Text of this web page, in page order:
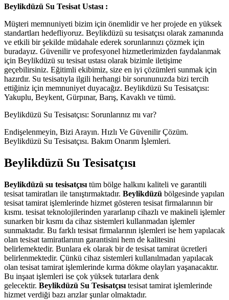
Beylikdüzü Su Tesisat Ustası :
Müşteri memnuniyeti bizim için önemlidir ve her projede en yüksek
standartları hedefliyoruz. Beylikdüzü su tesisatçısı olarak zamanında
ve etkili bir şekilde müdahale ederek sorunlarınızı çözmek için
buradayız. Güvenilir ve profesyonel hizmetlerimizden faydalanmak
için Beylikdüzü su tesisat ustası olarak bizimle iletişime
geçebilirsiniz. Eğitimli ekibimiz, size en iyi çözümleri sunmak için
hazırdır. Su tesisatıyla ilgili herhangi bir sorununuzda bizi tercih
ettiğiniz için memnuniyet duyacağız. Beylikdüzü Su Tesisatçısı:
Yakuplu, Beykent, Gürpınar, Barış, Kavaklı ve tümü.
Beylikdüzü Su Tesisatçısı: Sorunlarınız mı var?
Endişelenmeyin, Bizi Arayın. Hızlı Ve Güvenilir Çözüm.
Beylikdüzü Su Tesisatçısı. Bakım Onarım İşlemleri.
Beylikdüzü Su Tesisatçısı
Beylikdüzü su tesisatçısı tüm bölge halkını kaliteli ve garantili
tesisat tamiratları ile tanıştırmaktadır. Beylikdüzü bölgesinde yapılan
tesisat tamirat işlemlerinde hizmet gösteren tesisat firmalarının bir
kısmı. tesisat teknolojilerinden yararlanıp cihazlı ve makineli işlemler
sunarken bir kısmı da cihaz sistemleri kullanmadan işlemler
sunmaktadır. Bu farklı tesisat firmalarının işlemleri ise hem yapılacak
olan tesisat tamiratlarının garantisini hem de kalitesini
belirlemektedir. Bunlara ek olarak bir de tesisat tamirat ücretleri
belirlenmektedir. Çünkü cihaz sistemleri kullanılmadan yapılacak
olan tesisat tamirat işlemlerinde kırma dökme olayları yaşanacaktır.
Bu inşaat işlemleri ise çok yüksek tutarlara denk
gelecektir. Beylikdüzü Su Tesisatçısı tesisat tamirat işlemlerinde
hizmet verdiği bazı arızlar şunlar olmaktadır.